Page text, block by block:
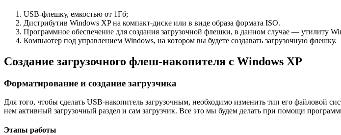
USB-флешку, емкостью от 1Гб;
Дистрибутив Windows XP на компакт-диске или в виде образа формата ISO.
Программное обеспечение для создания загрузочной флешки, в данном случае — утилиту
Компьютер под управлением Windows, на котором вы будете создавать загрузочную флешку.
Создание загрузочного флеш-накопителя с Windows XP
Форматирование и создание загрузчика
Для того, чтобы сделать USB-накопитель загрузочным, необходимо изменить тип его файловой
нем активный загрузочный раздел и сам загрузчик. Все это мы будем делать при помощи
Этапы работы